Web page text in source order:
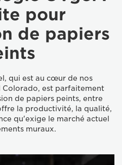
pour
de papiers
qui est au cœur de nos
est parfaitement
de papiers peints, entre
la productivité, la qualité,
qu'exige le marché actuel
muraux.